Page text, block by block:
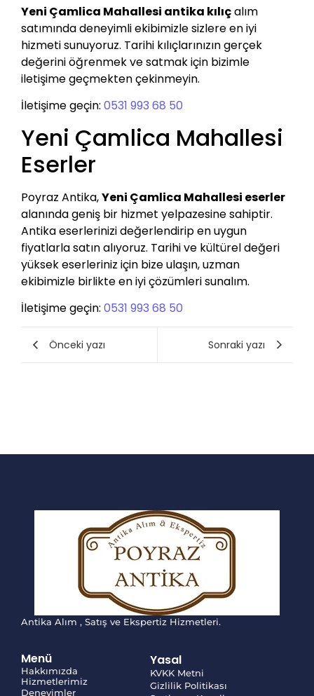
Yeni Çamlica Mahallesi antika kılıçalım
satımında deneyimli ekibimizle sizlere en iyi
hizmeti sunuyoruz. Tarihi kılıçlarınızın gerçek
değerini öğrenmek ve satmak için bizimle
iletişime geçmekten çekinmeyin.
İletişime geçin: 0531 993 68 50
Yeni Çamlica Mahallesi
Eserler
Poyraz Antika,Yeni Çamlica Mahallesi eserler
alanında geniş bir hizmet yelpazesine sahiptir.
Antika eserlerinizi değerlendirip en uygun
fiyatlarla satın alıyoruz. Tarihi ve kültürel değeri
yüksek eserleriniz için bize ulaşın, uzman
ekibimizle birlikte en iyi çözümleri sunalım.
İletişime geçin: 0531 993 68 50
Önceki yazı Sonraki yazı
Antika Alım , Satış ve Ekspertiz Hizmetleri.
Menü
Hakkımızda
Hizmetlerimiz
Deneyimler
Yasal
KVKK Metni
Gizlilik Politikası